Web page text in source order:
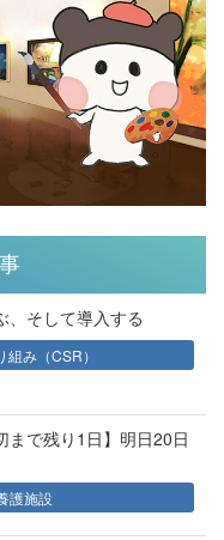
、そして導入する
み（CSR）
まで残り1日】明日20日
護施設